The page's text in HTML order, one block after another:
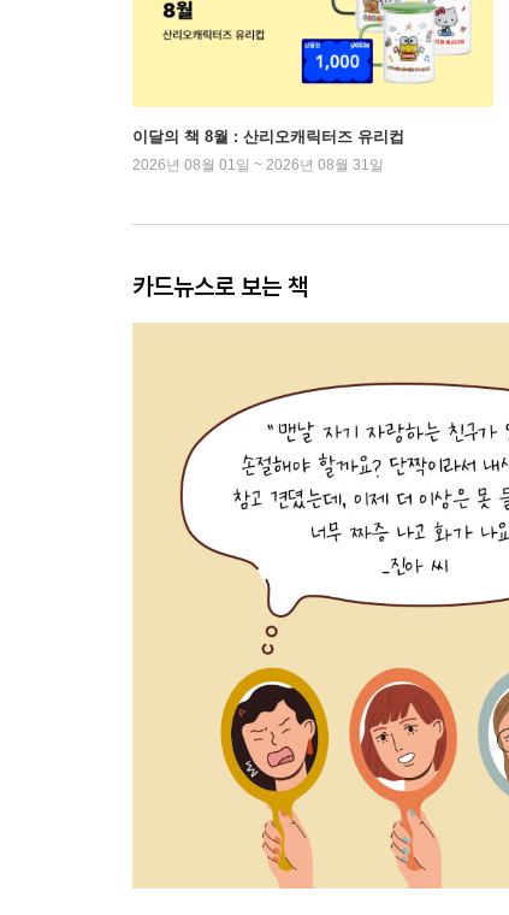
이달의 책 8월 : 산리오캐릭터즈 유리컵
2026년 08월 01일 ~ 2026년 08월 31일
카드뉴스로 보는 책